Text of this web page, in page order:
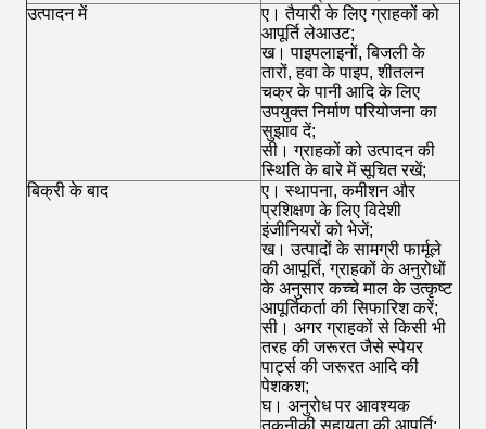
उत्पादन में
ए। तैयारी के लिए ग्राहकों को
आपूर्ति लेआउट;
ख। पाइपलाइनों, बिजली के
तारों, हवा के पाइप, शीतलन
चक्र के पानी आदि के लिए
उपयुक्त निर्माण परियोजना का
सुझाव दें;
सी। ग्राहकों को उत्पादन की
स्थिति के बारे में सूचित रखें;
बिक्री के बाद
ए। स्थापना, कमीशन और
प्रशिक्षण के लिए विदेशी
इंजीनियरों को भेजें;
ख। उत्पादों के सामग्री फार्मूले
की आपूर्ति, ग्राहकों के अनुरोधों
के अनुसार कच्चे माल के उत्कृष्ट
आपूर्तिकर्ता की सिफारिश करें;
सी। अगर ग्राहकों से किसी भी
तरह की जरूरत जैसे स्पेयर
पार्ट्स की जरूरत आदि की
पेशकश;
घ। अनुरोध पर आवश्यक
तकनीकी सहायता की आपूर्ति;